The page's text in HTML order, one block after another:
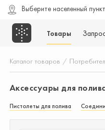
Выберите населенный
Товары
Каталог товаров /
Аксессуары для
Пистолеты для полива